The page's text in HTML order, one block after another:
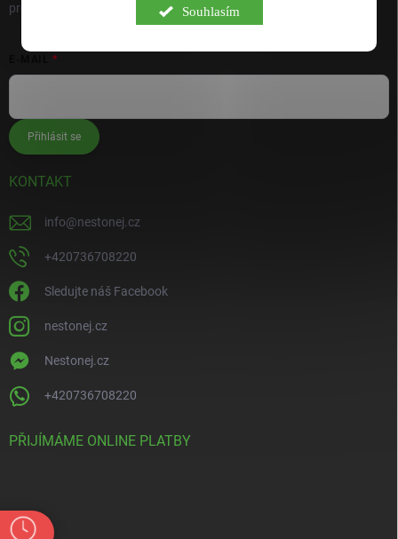
Souhlasím
produktech na našem e-shopu.
Přihlásit se
KONTAKT
info@nestonej.cz
+420736708220
Sledujte náš Facebook
nestonej.cz
Nestonej.cz
+420736708220
PŘIJÍMÁME ONLINE PLATBY